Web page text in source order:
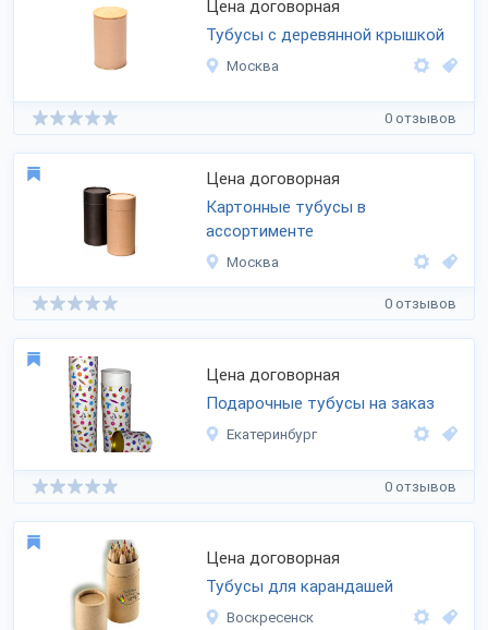
Цена договорная
Тубусы с деревянной крышкой
Москва
0 отзывов
Цена договорная
Картонные тубусы в
ассортименте
Москва
0 отзывов
Цена договорная
Подарочные тубусы на заказ
Екатеринбург
0 отзывов
Цена договорная
Тубусы для карандашей
Воскресенск